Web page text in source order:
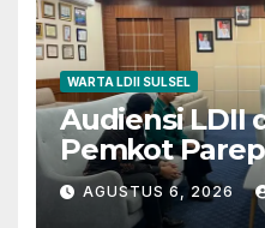
WARTA LDII SULSEL
Audiensi LDII
Pemkot
pada
Muda dan 29
AGUSTUS 6, 2026